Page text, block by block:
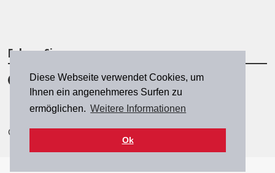
Diese Webseite verwendet Cookies, um
Ihnen ein angenehmeres Surfen zu
ermöglichen. Weitere Informationen
Ok
Folgen Sie uns
© 2026 SZH/CSPS|szh@szh.ch